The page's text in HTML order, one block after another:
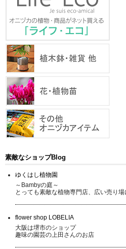
素敵なショップBlog
ゆくはし植物園
～Bambyの庭～
とっても素敵な植物専門店、広い売り場
flower shop LOBELIA
大阪は堺市のショップ
趣味の園芸の上田さんのお店